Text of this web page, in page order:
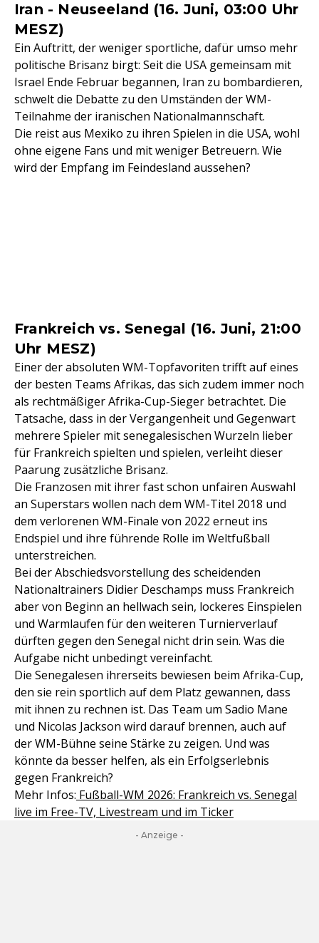
Iran - Neuseeland (16. Juni, 03:00 Uhr
MESZ)
Ein Auftritt, der weniger sportliche, dafür umso mehr
politische Brisanz birgt: Seit die USA gemeinsam mit
Israel Ende Februar begannen, Iran zu bombardieren,
schwelt die Debatte zu den Umständen der WM-
Teilnahme der iranischen Nationalmannschaft.
Die reist aus Mexiko zu ihren Spielen in die USA, wohl
ohne eigene Fans und mit weniger Betreuern. Wie
wird der Empfang im Feindesland aussehen?
Frankreich vs. Senegal (16. Juni, 21:00
Uhr MESZ)
Einer der absoluten WM-Topfavoriten trifft auf eines
der besten Teams Afrikas, das sich zudem immer noch
als rechtmäßiger Afrika-Cup-Sieger betrachtet. Die
Tatsache, dass in der Vergangenheit und Gegenwart
mehrere Spieler mit senegalesischen Wurzeln lieber
für Frankreich spielten und spielen, verleiht dieser
Paarung zusätzliche Brisanz.
Die Franzosen mit ihrer fast schon unfairen Auswahl
an Superstars wollen nach dem WM-Titel 2018 und
dem verlorenen WM-Finale von 2022 erneut ins
Endspiel und ihre führende Rolle im Weltfußball
unterstreichen.
Bei der Abschiedsvorstellung des scheidenden
Nationaltrainers Didier Deschamps muss Frankreich
aber von Beginn an hellwach sein, lockeres Einspielen
und Warmlaufen für den weiteren Turnierverlauf
dürften gegen den Senegal nicht drin sein. Was die
Aufgabe nicht unbedingt vereinfacht.
Die Senegalesen ihrerseits bewiesen beim Afrika-Cup,
den sie rein sportlich auf dem Platz gewannen, dass
mit ihnen zu rechnen ist. Das Team um Sadio Mane
und Nicolas Jackson wird darauf brennen, auch auf
der WM-Bühne seine Stärke zu zeigen. Und was
könnte da besser helfen, als ein Erfolgserlebnis
gegen Frankreich?
Mehr Infos: Fußball-WM 2026: Frankreich vs. Senegal
live im Free-TV, Livestream und im Ticker
- Anzeige -